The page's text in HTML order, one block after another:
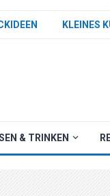
KLEINES
& TRINKEN